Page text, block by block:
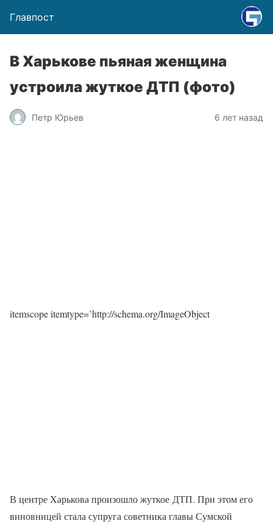
Главпост
В Харькове пьяная женщина
устроила жуткое ДТП (фото)
Петр Юрьев 6 лет назад
itemscope itemtype=’http://schema.org/ImageObject
В центре Харькова произошло жуткое ДТП. При этом его
виновницей стала супруга советника главы Сумской